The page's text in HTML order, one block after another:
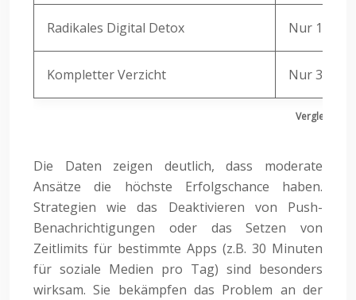
Vergleich
Radikales Digital Detox Nur 15%
Kompletter Verzicht Nur 3%
Die Daten zeigen deutlich, dass moderate
Ansätze die höchste Erfolgschance haben.
Strategien wie das Deaktivieren von Push-
Benachrichtigungen oder das Setzen von
Zeitlimits für bestimmte Apps (z.B. 30 Minuten
für soziale Medien pro Tag) sind besonders
wirksam. Sie bekämpfen das Problem an der